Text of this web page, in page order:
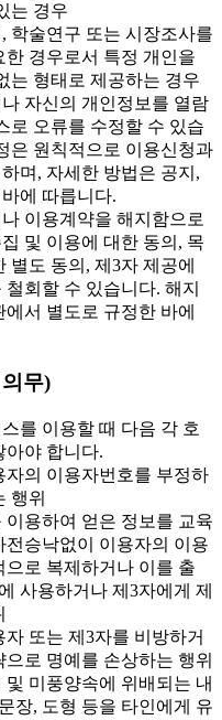
는 경우
학술연구 또는 시장조사를
한 경우로서 특정 개인을
는 형태로 제공하는 경우
자신의 개인정보를 열람
로 오류를 수정할 수 있습
은 원칙적으로 이용신청과
며, 자세한 방법은 공지,
에 따릅니다.
이용계약을 해지함으로
및 이용에 대한 동의, 목
별도 동의, 제3자 제공에
회할 수 있습니다. 해지
서 별도로 규정한 바에
무)
를 이용할 때 다음 각 호
아야 합니다.
자의 이용자번호를 부정하
행위
이용하여 얻은 정보를 교육
전승낙없이 이용자의 이용
으로 복제하거나 이를 출
사용하거나 제3자에게 제
자 또는 제3자를 비방하거
으로 명예를 손상하는 행위
및 미풍양속에 위배되는 내
장, 도형 등을 타인에게 유